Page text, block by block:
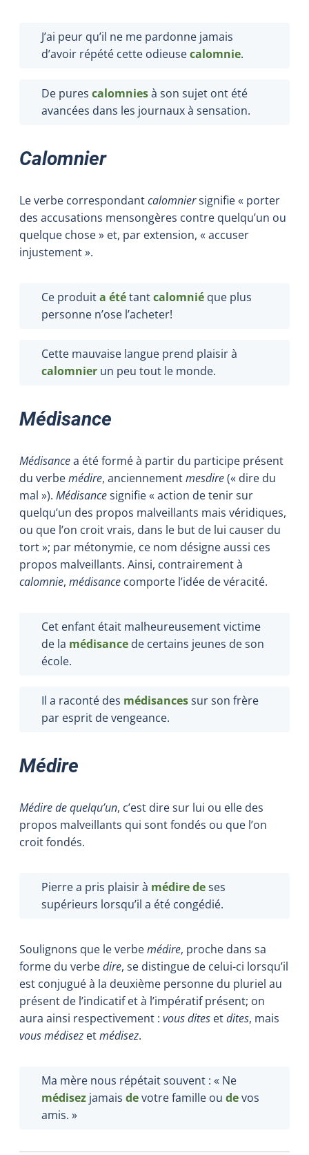
J’ai peur qu’il ne me pardonne jamais
d’avoir répété cette odieusecalomnie.
De pures calomniesà son sujet ont été
avancées dans les journaux à sensation.
Calomnier
Le verbe correspondantcalomniersignifie « porter
des accusations mensongères contre quelqu’un ou
quelque chose » et, par extension, « accuser
injustement ».
Ce produita ététantcalomnié que plus
personne n’ose l’acheter!
Cette mauvaise langue prend plaisir à
calomnier un peu tout le monde.
Médisance
Médisancea été formé à partir du participe présent
du verbemédire, anciennementmesdire(« dire du
mal »). Médisancesignifie « action de tenir sur
quelqu’un des propos malveillants mais véridiques,
ou que l’on croit vrais, dans le but de lui causer du
tort »; par métonymie, ce nom désigne aussi ces
propos malveillants. Ainsi, contrairement à
calomnie, médisance comporte l’idée de véracité.
Cet enfant était malheureusement victime
de la médisance de certains jeunes de son
école.
Il a raconté des médisancessur son frère
par esprit de vengeance.
Médire
Médire de quelqu’un, c’est dire sur lui ou elle des
propos malveillants qui sont fondés ou que l’on
croit fondés.
Pierre a pris plaisir à médire deses
supérieurs lorsqu’il a été congédié.
Soulignons que le verbemédire, proche dans sa
forme du verbedire, se distingue de celui-ci lorsqu’il
est conjugué à la deuxième personne du pluriel au
présent de l’indicatif et à l’impératif présent; on
aura ainsi respectivement : vous dites etdites, mais
vousmédisez etmédisez.
Ma mère nous répétait souvent : « Ne
médisez jamais devotre famille ou devos
amis. »